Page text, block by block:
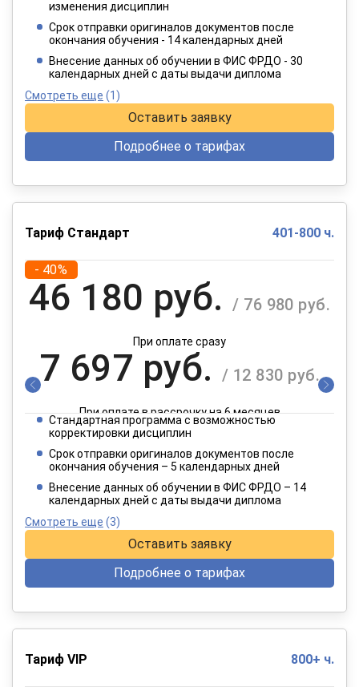
2 749 руб.
При оплате в рассрочку на 12 месяцев
изменения дисциплин
Срок отправки оригиналов документов после
окончания обучения - 14 календарных дней
Внесение данных об обучении в ФИС ФРДО - 30
календарных дней с даты выдачи диплома
Смотреть еще (1)
Оставить заявку
Подробнее о тарифах
Тариф Стандарт 401-800 ч.
- 40%
46 180 руб. / 76 980 руб.
При оплате сразу
7 697 руб. / 12 830 руб.
При оплате в рассрочку на 6 месяцев
3 849 руб.
При оплате в рассрочку на 12 месяцев
Стандартная программа с возможностью
корректировки дисциплин
Срок отправки оригиналов документов после
окончания обучения – 5 календарных дней
Внесение данных об обучении в ФИС ФРДО – 14
календарных дней с даты выдачи диплома
Смотреть еще (3)
Оставить заявку
Подробнее о тарифах
Тариф VIP 800+ ч.